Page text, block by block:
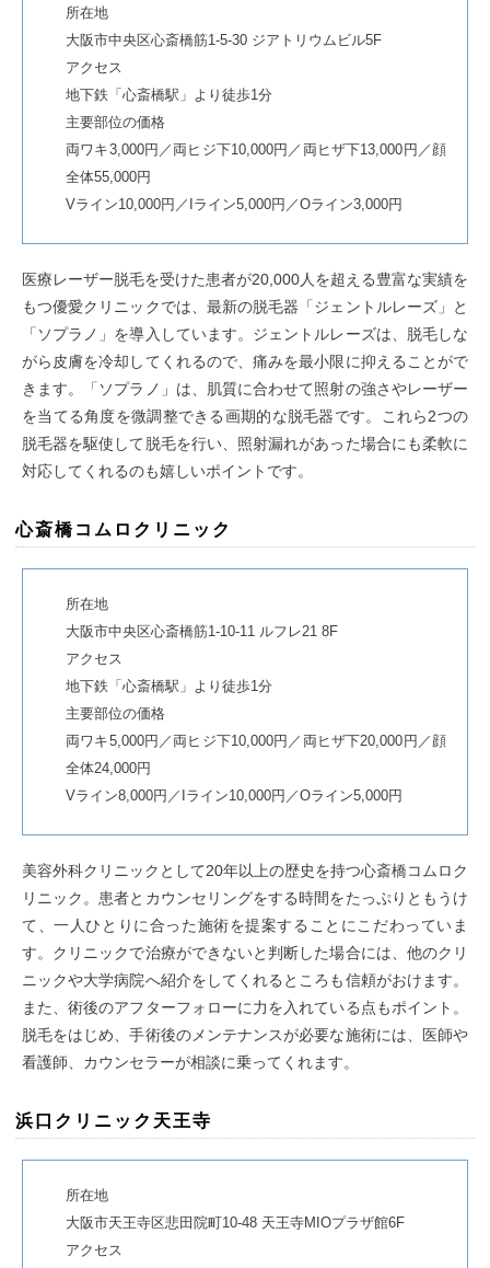
所在地
大阪市中央区心斎橋筋1-5-30 ジアトリウムビル5F
アクセス
地下鉄「心斎橋駅」より徒歩1分
主要部位の価格
両ワキ3,000円／両ヒジ下10,000円／両ヒザ下13,000円／顔
全体55,000円
Vライン10,000円／Iライン5,000円／Oライン3,000円
医療レーザー脱毛を受けた患者が20,000人を超える豊富な実績を
もつ優愛クリニックでは、最新の脱毛器「ジェントルレーズ」と
「ソプラノ」を導入しています。ジェントルレーズは、脱毛しな
がら皮膚を冷却してくれるので、痛みを最小限に抑えることがで
きます。「ソプラノ」は、肌質に合わせて照射の強さやレーザー
を当てる角度を微調整できる画期的な脱毛器です。これら2つの
脱毛器を駆使して脱毛を行い、照射漏れがあった場合にも柔軟に
対応してくれるのも嬉しいポイントです。
心斎橋コムロクリニック
所在地
大阪市中央区心斎橋筋1-10-11 ルフレ21 8F
アクセス
地下鉄「心斎橋駅」より徒歩1分
主要部位の価格
両ワキ5,000円／両ヒジ下10,000円／両ヒザ下20,000円／顔
全体24,000円
Vライン8,000円／Iライン10,000円／Oライン5,000円
美容外科クリニックとして20年以上の歴史を持つ心斎橋コムロク
リニック。患者とカウンセリングをする時間をたっぷりともうけ
て、一人ひとりに合った施術を提案することにこだわっていま
す。クリニックで治療ができないと判断した場合には、他のクリ
ニックや大学病院へ紹介をしてくれるところも信頼がおけます。
また、術後のアフターフォローに力を入れている点もポイント。
脱毛をはじめ、手術後のメンテナンスが必要な施術には、医師や
看護師、カウンセラーが相談に乗ってくれます。
浜口クリニック天王寺
所在地
大阪市天王寺区悲田院町10-48 天王寺MIOプラザ館6F
アクセス